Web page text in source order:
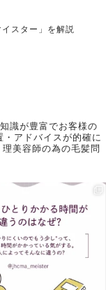
スター」を解説
識が豊富でお客様の
アドバイスが的確に
美容師の為の毛髪問